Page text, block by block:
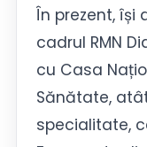
În prezent,
cadrul RMN
cu Casa
Sănătate,
specialitate,